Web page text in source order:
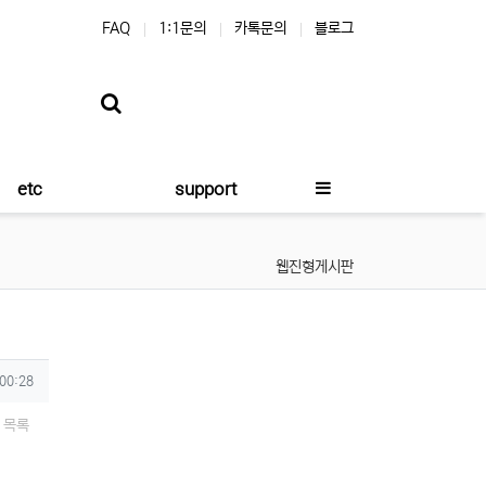
FAQ 1:1문의 카톡문의 블로그
etc support
웹진형게시판
목록